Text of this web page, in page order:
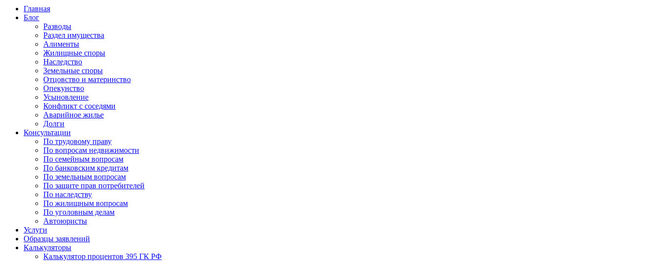
Главная
Блог
Разводы
Раздел имущества
Алименты
Жилищные споры
Наследство
Земельные споры
Отцовство и материнство
Опекунство
Усыновление
Конфликт с соседями
Аварийное жилье
Долги
Консультации
По трудовому праву
По вопросам недвижимости
По семейным вопросам
По банковским кредитам
По земельным вопросам
По защите прав потребителей
По наследству
По жилищным вопросам
По уголовным делам
Автоюристы
Услуги
Образцы заявлений
Калькуляторы
Калькулятор процентов 395 ГК РФ